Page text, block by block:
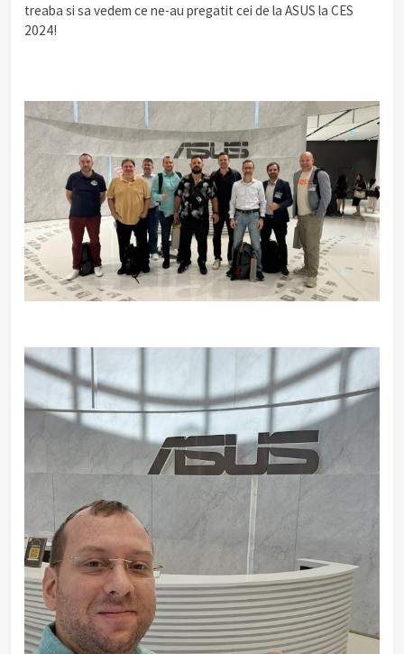
treaba si sa vedem ce ne-au pregatit cei de la ASUS la CES
2024!